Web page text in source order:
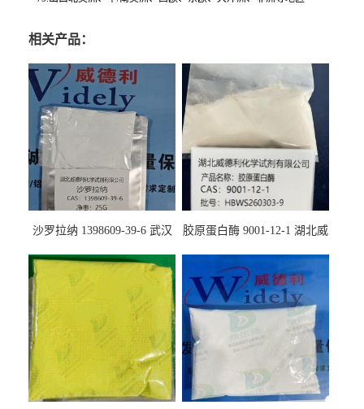
相关产品：
沙罗拉纳 1398609-39-6 武汉
胶原蛋白酶 9001-12-1 湖北威